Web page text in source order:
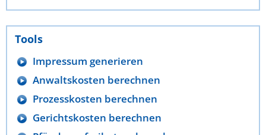
Tools
Impressum generieren
Anwaltskosten berechnen
Prozesskosten berechnen
Gerichtskosten berechnen